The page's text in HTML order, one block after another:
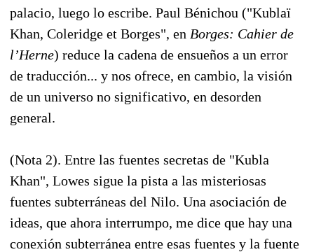
palacio, luego lo escribe. Paul Bénichou ("Kublaï
Khan, Coleridge et Borges", en Borges: Cahier de
l’Herne) reduce la cadena de ensueños a un error
de traducción... y nos ofrece, en cambio, la visión
de un universo no significativo, en desorden
general.
(Nota 2). Entre las fuentes secretas de "Kubla
Khan", Lowes sigue la pista a las misteriosas
fuentes subterráneas del Nilo. Una asociación de
ideas, que ahora interrumpo, me dice que hay una
conexión subterránea entre esas fuentes y la fuente